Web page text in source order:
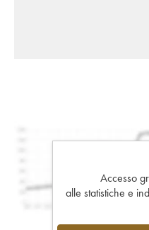
Accesso
alle statistiche e